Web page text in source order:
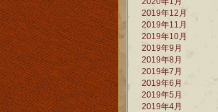
2019年12月
2019年11月
2019年10月
2019年9月
2019年8月
2019年7月
2019年6月
2019年5月
2019年4月